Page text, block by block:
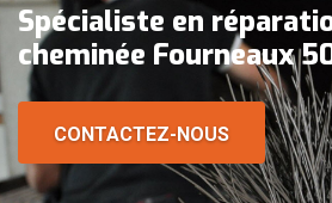
Spécialiste en
cheminée Fourneaux
CONTACTEZ-NOUS